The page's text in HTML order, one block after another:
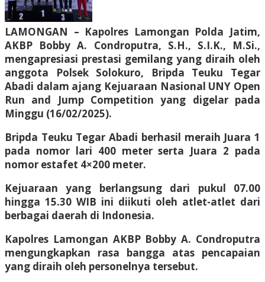
LAMONGAN – Kapolres Lamongan Polda Jatim,
AKBP Bobby A. Condroputra, S.H., S.I.K., M.Si.,
mengapresiasi prestasi gemilang yang diraih oleh
anggota Polsek Solokuro, Bripda Teuku Tegar
Abadi dalam ajang Kejuaraan Nasional UNY Open
Run and Jump Competition yang digelar pada
Minggu (16/02/2025).
Bripda Teuku Tegar Abadi berhasil meraih Juara 1
pada nomor lari 400 meter serta Juara 2 pada
nomor estafet 4×200 meter.
Kejuaraan yang berlangsung dari pukul 07.00
hingga 15.30 WIB ini diikuti oleh atlet-atlet dari
berbagai daerah di Indonesia.
Kapolres Lamongan AKBP Bobby A. Condroputra
mengungkapkan rasa bangga atas pencapaian
yang diraih oleh personelnya tersebut.